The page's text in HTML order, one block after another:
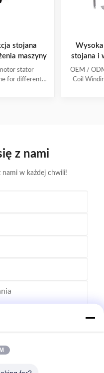
stojana
maszyny
stator
for different
machine, coil
stojana i
OEM /
Coil
z nami
nami w każdej chwili!